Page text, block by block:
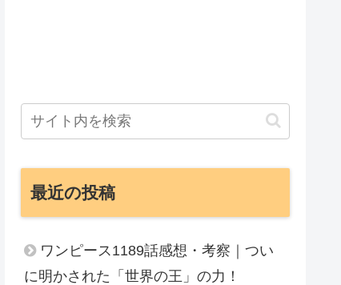
最近の投稿
ワンピース1189話感想・考察｜つい
に明かされた「世界の王」の力！